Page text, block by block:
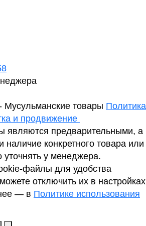
товары
и продвижение
являются предварительными, а
наличие конкретного товара или
уточнять у менеджера.
файлы для удобства
отключить их в настройках
— в Политике использования